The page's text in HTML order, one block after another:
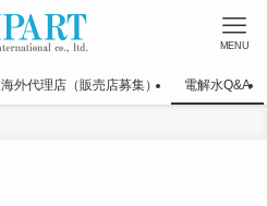
MENU
海外代理店（販売店募集） 電解水Q&A